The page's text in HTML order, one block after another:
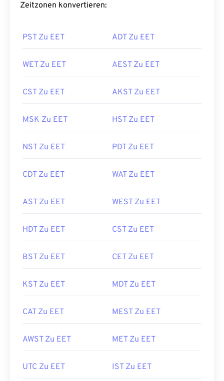
Zeitzonen konvertieren:
PST Zu EET ADT Zu EET
WET Zu EET AEST Zu EET
CST Zu EET AKST Zu EET
MSK Zu EET HST Zu EET
NST Zu EET PDT Zu EET
CDT Zu EET WAT Zu EET
AST Zu EET WEST Zu EET
HDT Zu EET CST Zu EET
BST Zu EET CET Zu EET
KST Zu EET MDT Zu EET
CAT Zu EET MEST Zu EET
AWST Zu EET MET Zu EET
UTC Zu EET IST Zu EET